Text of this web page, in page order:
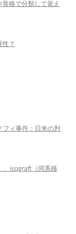
格で分類して覚え
？
フィ事件：日米の判
、isograft（同系移